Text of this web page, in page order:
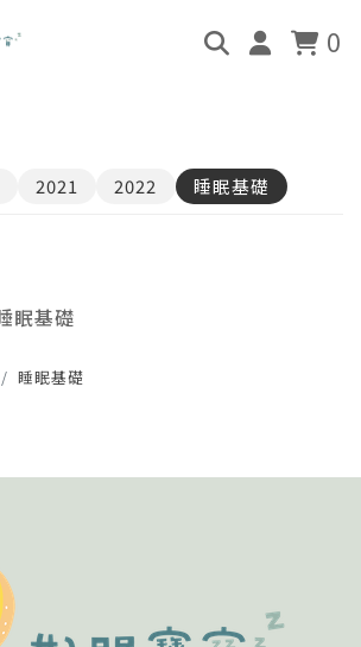
0
合作
2021 2022 睡眠基礎
眠基礎
睡眠基礎